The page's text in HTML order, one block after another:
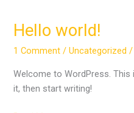
Hello world!
1 Comment /Uncategorized
Welcome to WordPress.
it, then start writing!
Hello